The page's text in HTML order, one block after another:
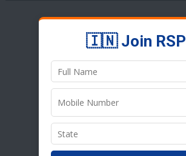
🇮🇳 Join RSP